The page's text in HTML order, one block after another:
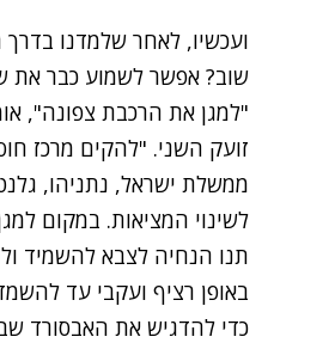
ועכשיו, לאחר שלמדנו
שוב? אפשר לשמוע כבר את
"למגן את הרכבת צפונה",
זועק השני. "להקים מרכז
ממשלת ישראל, נתניהו,
לשינוי המציאות. במקום
תנו הנחיה לצבא להשמיד
באופן רציף ועקבי עד
כדי להדגיש את האבסורד